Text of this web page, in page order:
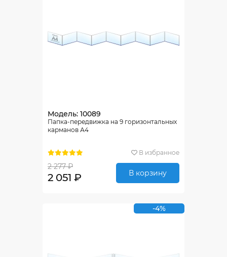
Модель: 10089
Папка-передвижка на 9 горизонтальных
карманов А4
В избранное
2 277 ₽
2 051 ₽ В корзину
-4%